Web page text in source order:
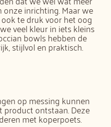
inrichting. Maar we
te druk voor het oog
veel kleur in iets kleins
bowls hebben de
stijlvol en praktisch.
op messing kunnen
ontstaan. Deze
met koperpoets.